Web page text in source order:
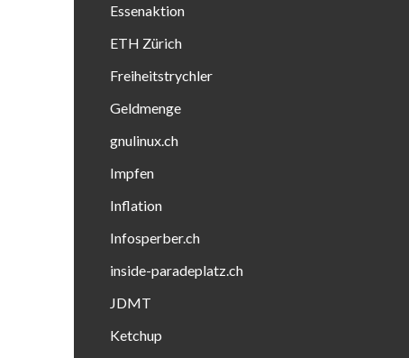
Essenaktion
ETH Zürich
Freiheitstrychler
Geldmenge
gnulinux.ch
Impfen
Inflation
Infosperber.ch
inside-paradeplatz.ch
JDMT
Ketchup